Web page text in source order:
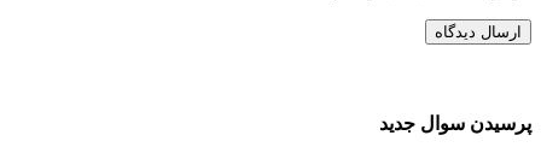
پرسیدن سوال جدید